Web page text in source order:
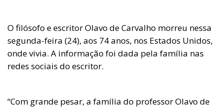
O filósofo e escritor Olavo de Carvalho morreu nessa
segunda-feira (24), aos 74 anos, nos Estados Unidos,
onde vivia. A informação foi dada pela família nas
redes sociais do escritor.
“Com grande pesar, a família do professor Olavo de